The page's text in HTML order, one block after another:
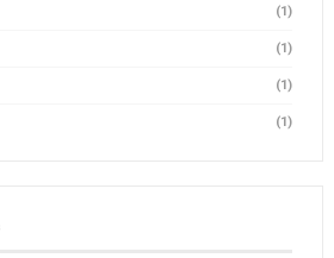
(1)
(1)
(1)
(1)